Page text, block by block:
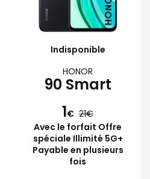
Indisponible
HONOR
90 Smart
1€ 21
Avec le forfait Offre
spéciale Illimité 5G+
Payable en plusieurs
fois